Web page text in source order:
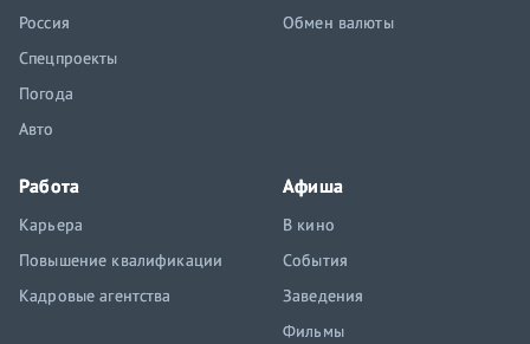
Россия
Спецпроекты
Погода
Авто
Обмен валюты
Работа
Карьера
Повышение квалификации
Кадровые агентства
Афиша
В кино
События
Заведения
Фильмы